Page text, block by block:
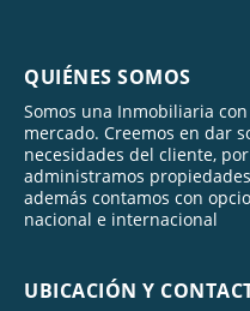
QUIÉNES SOMOS
Somos una Inmobiliaria
mercado. Creemos en dar
necesidades del cliente,
administramos
además contamos con
nacional e internacional
UBICACIÓN Y